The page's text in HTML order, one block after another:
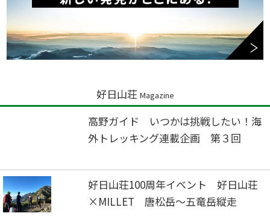
好日山荘 Magazine
高野ガイド いつかは挑戦したい！海
外トレッキング連載企画 第３回
好日山荘100周年イベント 好日山荘
×MILLET 唐松岳～五竜岳縦走